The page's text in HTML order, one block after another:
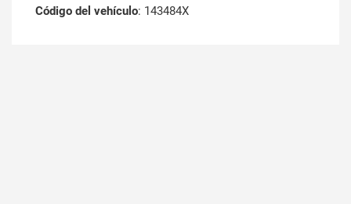
Código del vehículo: 143484X